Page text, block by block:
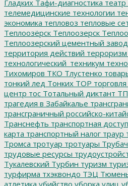
Гладких Тафи-диагностика театр
телемедицинские технологии
экономика тепловоз тепловые
Теплоозёрск Теплоозерск
Теплоозерский цементный завод
территория действий терроризм
технологический_техникум
Тихомиров ТКО Тлустенко
тонкий лед Тонких ТОР торговля
центр тос Тотальный диктант
трагедия в Забайкалье
трансграничный российско-
Транснефть транспортная
карта транспортный налог траур
Тромса тротуар тротуары
трудовые ресурсы
Тукалевский Турбин туризм
турфирма тхэквондо ТЭЦ
атлетика убийство уборка улиц